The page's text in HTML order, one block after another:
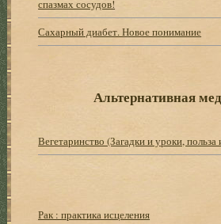
спазмах сосудов!
Сахарный диабет. Новое понимание
Альтернативная
Вегетаринство (Загадки и уроки, польза
Рак : практика исцеления